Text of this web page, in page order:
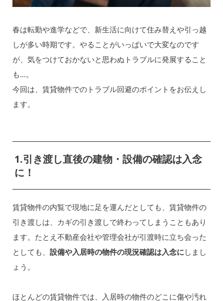
春は転勤や進学などで、新生活に向けて住み替えや引っ越
しが多い時期です。やることがいっぱいで大変なのです
が、気をつけておかないと思わぬトラブルに発展すること
も…。
今回は、賃貸物件でのトラブル回避のポイントをお伝えし
ます。
1.引き渡し直後の建物・設備の確認は入念
に！
賃貸物件の内覧で現地に足を運んだとしても、賃貸物件の
引き渡しは、カギの引き渡しで終わってしまうこともあり
ます。たとえ不動産会社や管理会社が引渡時に立ち会った
としても、 設備や入居時の物件の現況確認は入念に しまし
ょう。
ほとんどの賃貸物件では、入居時の物件のどこに傷や汚れ